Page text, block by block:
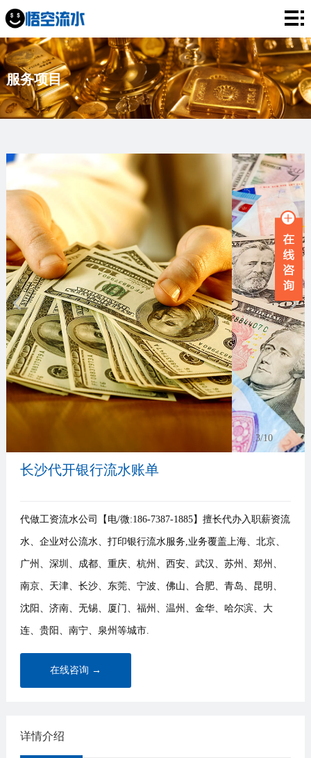
网
站
首
页
银
行
流
工
资
薪
水
项
目
闻
资
讯
品
牌
故
事
联
系
我
们
服务项目
3/10
长沙代开银行流水账单
代做工资流水公司【电/微:186-7387-1885】擅长代办入职薪资流
水、企业对公流水、打印银行流水服务,业务覆盖上海、北京、
广州、深圳、成都、重庆、杭州、西安、武汉、苏州、郑州、
南京、天津、长沙、东莞、宁波、佛山、合肥、青岛、昆明、
沈阳、济南、无锡、厦门、福州、温州、金华、哈尔滨、大
连、贵阳、南宁、泉州等城市.
在线咨询 →
详情介绍